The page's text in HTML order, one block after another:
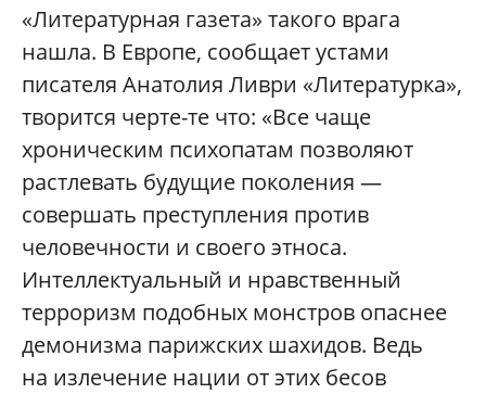
«Литературная газета» такого врага
нашла. В Европе, сообщает устами
писателя Анатолия Ливри «Литературка»,
творится черте-те что: «Все чаще
хроническим психопатам позволяют
растлевать будущие поколения —
совершать преступления против
человечности и своего этноса.
Интеллектуальный и нравственный
терроризм подобных монстров опаснее
демонизма парижских шахидов. Ведь
на излечение нации от этих бесов